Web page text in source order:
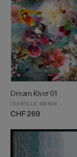
Dream River 01
ISABELLE MENIN
CHF 269